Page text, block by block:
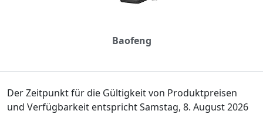
Baofeng
Der Zeitpunkt für die Gültigkeit von Produktpreisen
und Verfügbarkeit entspricht Samstag, 8. August 2026